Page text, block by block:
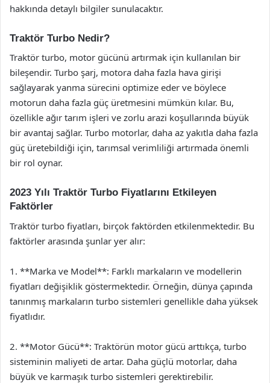
hakkında detaylı bilgiler sunulacaktır.
Traktör Turbo Nedir?
Traktör turbo, motor gücünü artırmak için kullanılan bir
bileşendir. Turbo şarj, motora daha fazla hava girişi
sağlayarak yanma sürecini optimize eder ve böylece
motorun daha fazla güç üretmesini mümkün kılar. Bu,
özellikle ağır tarım işleri ve zorlu arazi koşullarında büyük
bir avantaj sağlar. Turbo motorlar, daha az yakıtla daha fazla
güç üretebildiği için, tarımsal verimliliği artırmada önemli
bir rol oynar.
2023 Yılı Traktör Turbo Fiyatlarını Etkileyen
Faktörler
Traktör turbo fiyatları, birçok faktörden etkilenmektedir. Bu
faktörler arasında şunlar yer alır:
1. **Marka ve Model**: Farklı markaların ve modellerin
fiyatları değişiklik göstermektedir. Örneğin, dünya çapında
tanınmış markaların turbo sistemleri genellikle daha yüksek
fiyatlıdır.
2. **Motor Gücü**: Traktörün motor gücü arttıkça, turbo
sisteminin maliyeti de artar. Daha güçlü motorlar, daha
büyük ve karmaşık turbo sistemleri gerektirebilir.